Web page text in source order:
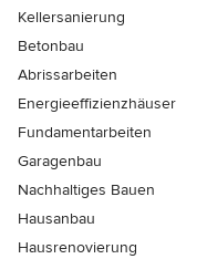
Kellersanierung
Betonbau
Abrissarbeiten
Energieeffizienzhäuser
Fundamentarbeiten
Garagenbau
Nachhaltiges Bauen
Hausanbau
Hausrenovierung